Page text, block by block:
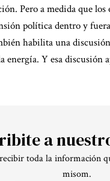
Pero a medida que los
política dentro y
habilita una
energía. Y esa discusión
a
toda la información
misom.